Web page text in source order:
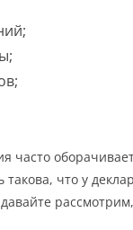
часто
что у